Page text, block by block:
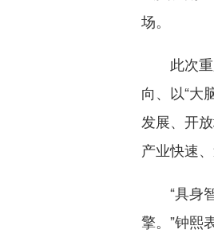
场。
此次
向、以“大
发展、开
产业快速、
“具身
擎。”钟熙